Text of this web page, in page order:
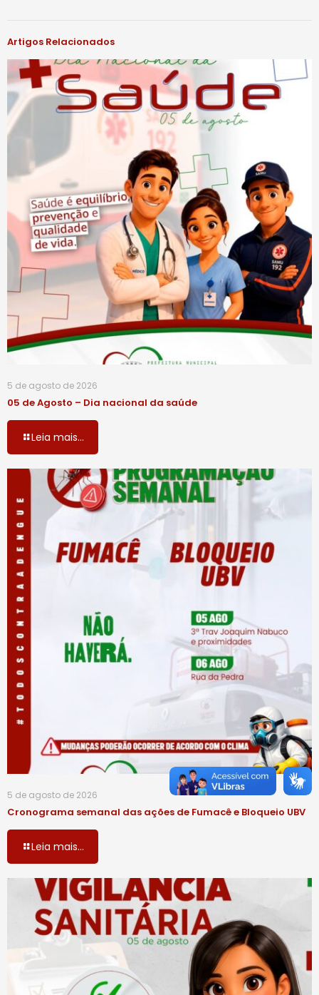
Artigos Relacionados
5 de agosto de 2026
05 de Agosto – Dia nacional da saúde
Leia mais...
5 de agosto de 2026
Cronograma semanal das ações de Fumacê e Bloqueio UBV
Leia mais...